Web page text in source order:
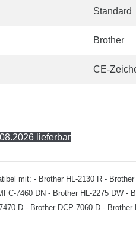
Standard
Brother
CE-
lieferbar
mit: - Brother HL-2130 R -
7460 DN - Brother HL-2275 DW
D - Brother DCP-7060 D - Brother